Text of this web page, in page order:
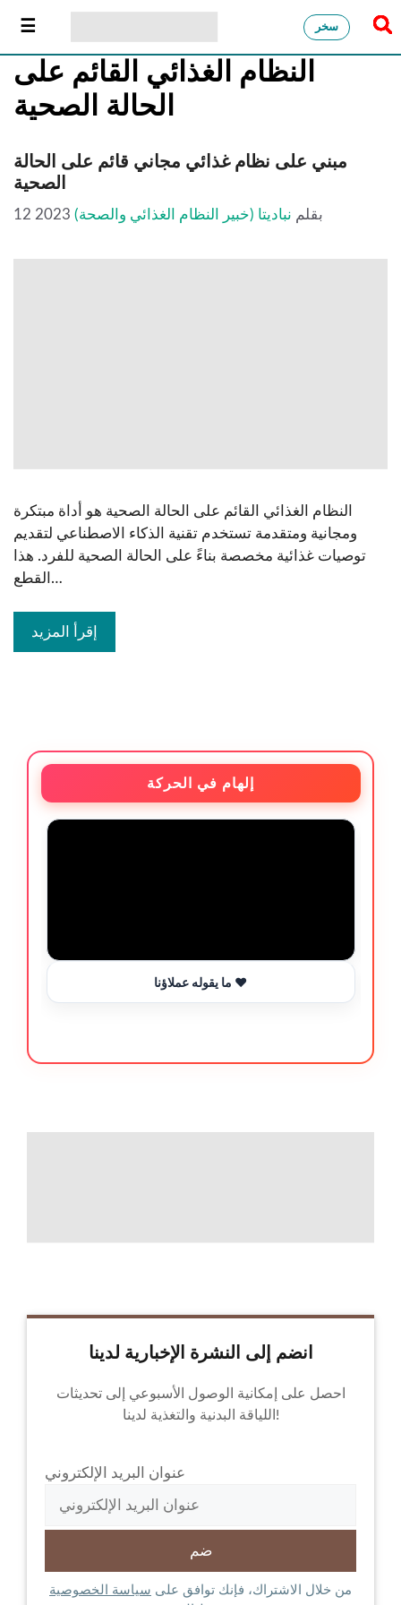
سخر
النظام الغذائي القائم على
الحالة الصحية
مبني على نظام غذائي مجاني قائم على الحالة
الصحية
12 2023 بقلم نباديتا (خبير النظام الغذائي والصحة)
النظام الغذائي القائم على الحالة الصحية هو أداة مبتكرة
ومجانية ومتقدمة تستخدم تقنية الذكاء الاصطناعي لتقديم
توصيات غذائية مخصصة بناءً على الحالة الصحية للفرد. هذا
القطع…
إقرأ المزيد
إلهام في الحركة
ما يقوله عملاؤنا ❤️
انضم إلى النشرة الإخبارية لدينا
احصل على إمكانية الوصول الأسبوعي إلى تحديثات
اللياقة البدنية والتغذية لدينا!
عنوان البريد الإلكتروني
من خلال الاشتراك، فإنك توافق على سياسة الخصوصية